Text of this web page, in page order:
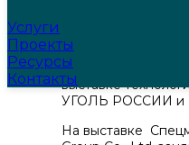
Услуги
Проекты
Ресурсы
Контакты
Спецмаш принял
Международной
выставке
УГОЛЬ РОССИИ
На выставке